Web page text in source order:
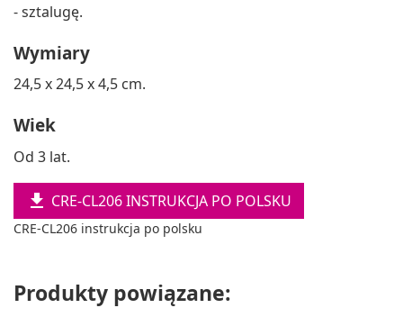
- sztalugę.
Wymiary
24,5 x 24,5 x 4,5 cm.
Wiek
Od 3 lat.
 CRE-CL206 INSTRUKCJA PO POLSKU
CRE-CL206 instrukcja po polsku
Produkty powiązane: